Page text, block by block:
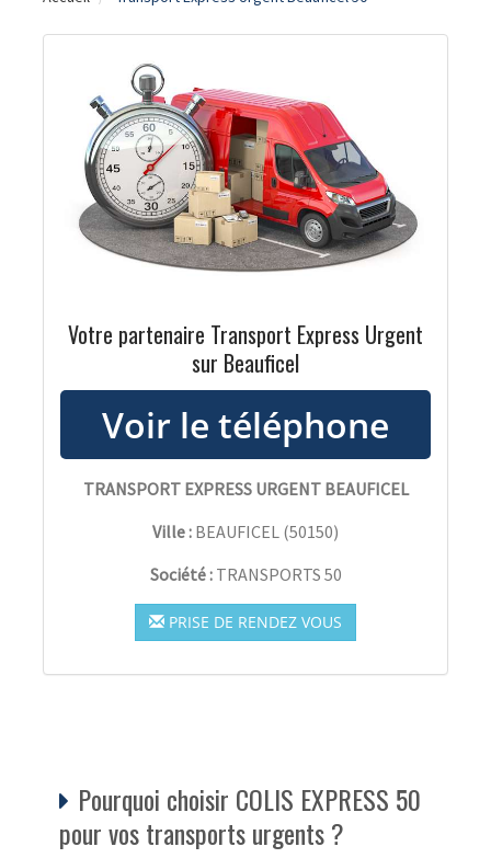
Votre partenaire Transport Express Urgent
sur Beauficel
TRANSPORT EXPRESS URGENT BEAUFICEL
Ville : BEAUFICEL (50150)
Société : TRANSPORTS 50
PRISE DE RENDEZ VOUS
Pourquoi choisir COLIS EXPRESS 50
pour vos transports urgents ?